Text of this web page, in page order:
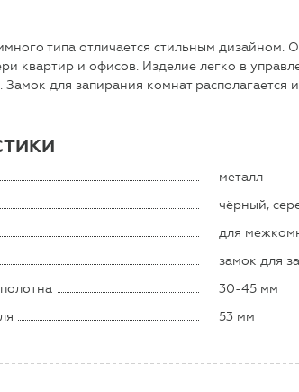
типа отличается стильным дизайном.
квартир и офисов. Изделие легко в
для запирания комнат располагается
металл
чёрный,
для
замок для
30-45 мм
53 мм